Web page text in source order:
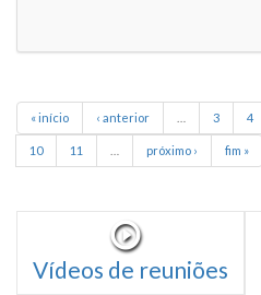
« início ‹ anterior 3 4
10 11 próximo › fim »
Vídeos de reuniões